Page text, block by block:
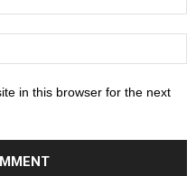
in this browser for the next